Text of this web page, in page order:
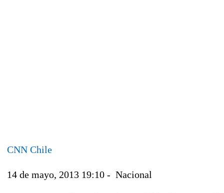
CNN Chile
14 de mayo, 2013 19:10 - Nacional